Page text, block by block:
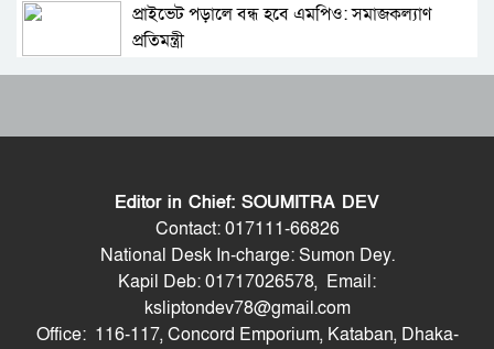
২০২৬কলকাতা বইমেলায় বাংলাদেশকে যোগ দিতে
দিলেন না আয়োজকরা
লাইলাতুল মেহরাজ এর মাধ্যমে মহাণ আল্লাহু রাব্বুল
আলামিন মুসলমানদের জন্য নামাজ ফরজ করে দেন:
মকিস মনসুর
শহীদ ওসমান হাদির হত্যার বিচার ও দোষীদের
গ্রেপ্তারের দাবি
প্রাইভেট পড়ালে বন্ধ হবে এমপিও: সমাজকল্যাণ
প্রতিমন্ত্রী
৫৪ রানে অলআউট হয়ে ইনিংস ব্যবধানে হারল
ভারতের হিমাচলে বাস উল্টে নিহত ৮, আহত ১০
ট্রাম্পের ‘অবৈধ ইরান যুদ্ধ’ বন্ধে মার্কিন সিনেটরদের
প্রস্তাব
Editor in Chief: SOUMITRA DEV
Contact: 017111-66826
National Desk In-charge: Sumon Dey.
Kapil Deb: 01717026578, Email:
ksliptondev78@gmail.com
Office: 116-117, Concord Emporium, Kataban, Dhaka-